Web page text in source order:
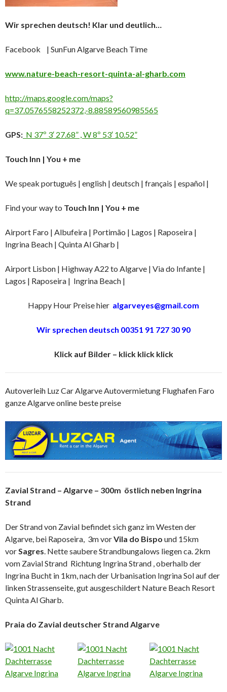
Wir sprechen deutsch! Klar und deutlich…
Facebook | SunFun Algarve Beach Time
www.nature-beach-resort-quinta-al-gharb.com
http://maps.google.com/maps?
q=37.0576558252372,-8.88589560985565
GPS: N 37º 3′ 27.68” , W 8º 53′ 10.52”
Touch Inn | You + me
We speak português | english | deutsch | français | español |
Find your way to Touch Inn | You + me
Airport Faro | Albufeira | Portimão | Lagos | Raposeira |
Ingrina Beach | Quinta Al Gharb |
Airport Lisbon | Highway A22 to Algarve | Via do Infante |
Lagos | Raposeira | Ingrina Beach |
Happy Hour Preise hier algarveyes@gmail.com
Wir sprechen deutsch 00351 91 727 30 90
Klick auf Bilder – klick klick klick
Autoverleih Luz Car Algarve Autovermietung Flughafen Faro
ganze Algarve online beste preise
Zavial Strand – Algarve – 300m östlich neben Ingrina
Strand
Der Strandvon Zavial befindet sich ganz im Westen der
Algarve, bei Raposeira, 3m vorVila do Bispo und 15km
vorSagres. Nette saubere Strandbungalows liegen ca. 2km
vom Zavial Strand Richtung Ingrina Strand , oberhalb der
Ingrina Bucht in 1km, nach der Urbanisation Ingrina Sol auf der
linken Strassenseite, gut ausgeschildert Nature Beach Resort
Quinta Al Gharb.
Praia do Zavial deutscher Strand Algarve